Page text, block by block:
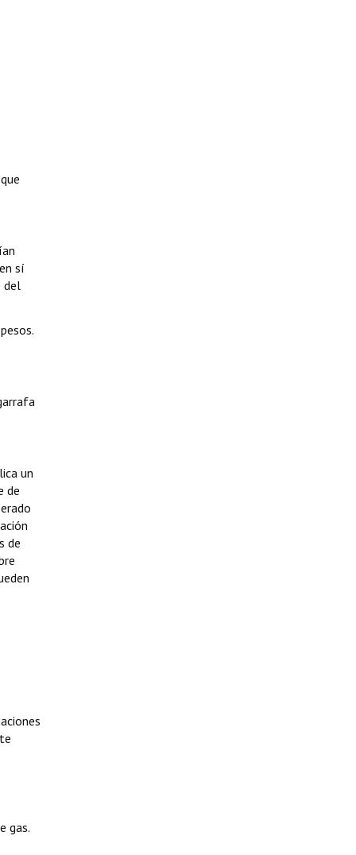
sí
del
un
de
de
gas.